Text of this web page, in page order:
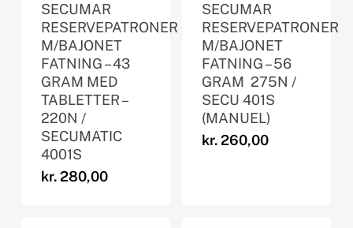
SECUMAR
RESERVEPATRONER
M/BAJONET
FATNING – 43
GRAM MED
TABLETTER –
220N /
SECUMATIC
4001S
kr.280,00
SECUMAR
RESERVEPATRONER
M/BAJONET
FATNING – 56
GRAM  275N /
SECU 401S
(MANUEL)
kr.260,00